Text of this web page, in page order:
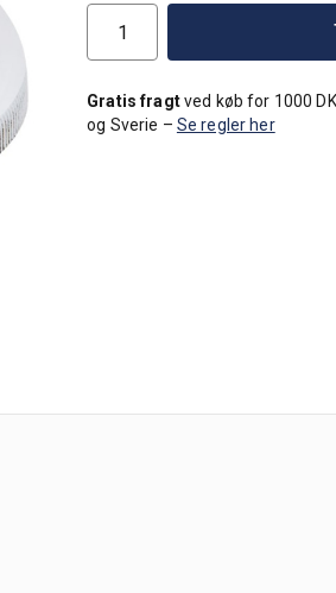
Gratis fragtved køb for 1000
og Sverie – Se regler her